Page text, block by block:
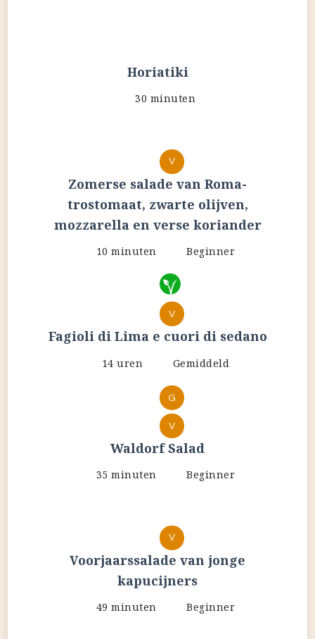
Horiatiki
30 minuten
V
Zomerse salade van Roma-
trostomaat, zwarte olijven,
mozzarella en verse koriander
10 minuten Beginner
V
Fagioli di Lima e cuori di sedano
14 uren Gemiddeld
G
V
Waldorf Salad
35 minuten Beginner
V
Voorjaarssalade van jonge
kapucijners
49 minuten Beginner